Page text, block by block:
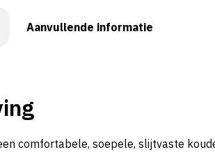
Aanvullende informatie
comfortabele, soepele, slijtvaste